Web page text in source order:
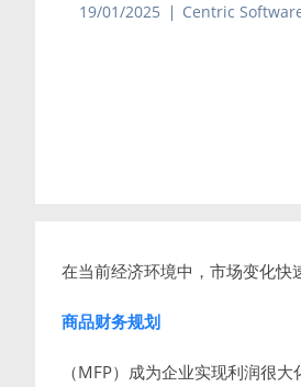
19/01/2025 Centric
在当前经济环境中，市场变化快
商品财务规划
（MFP）成为企业实现利润很